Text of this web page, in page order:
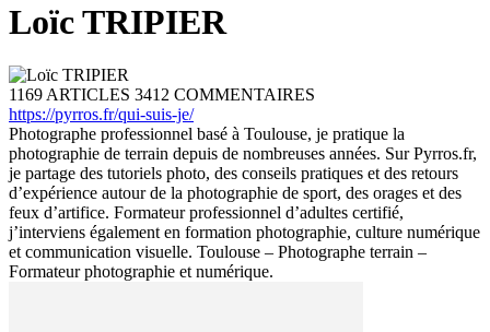
Loïc TRIPIER
1169 ARTICLES 3412 COMMENTAIRES
https://pyrros.fr/qui-suis-je/
Photographe professionnel basé à Toulouse, je pratique la
photographie de terrain depuis de nombreuses années. Sur Pyrros.fr,
je partage des tutoriels photo, des conseils pratiques et des retours
d’expérience autour de la photographie de sport, des orages et des
feux d’artifice. Formateur professionnel d’adultes certifié,
j’interviens également en formation photographie, culture numérique
et communication visuelle. Toulouse – Photographe terrain –
Formateur photographie et numérique.